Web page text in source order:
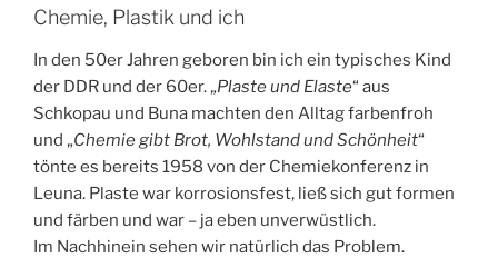
Chemie, Plastik und ich
In den 50er Jahren geboren bin ich ein typisches Kind
der DDR und der 60er. „Plaste und Elaste“ aus
Schkopau und Buna machten den Alltag farbenfroh
und „Chemie gibt Brot, Wohlstand und Schönheit“
tönte es bereits 1958 von der Chemiekonferenz in
Leuna. Plaste war korrosionsfest, ließ sich gut formen
und färben und war – ja eben unverwüstlich.
Im Nachhinein sehen wir natürlich das Problem.